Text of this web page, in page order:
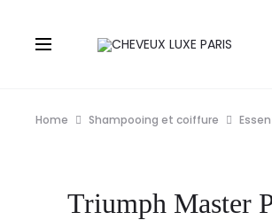
Home Shampooing et coiffure
Triumph Master